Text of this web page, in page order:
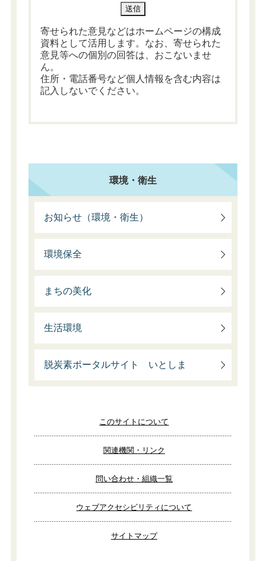
寄せられた意見などはホームページの構成
資料として活用します。なお、寄せられた
意見等への個別の回答は、おこないませ
ん。
住所・電話番号など個人情報を含む内容は
記入しないでください。
環境・衛生
お知らせ（環境・衛生）
環境保全
まちの美化
生活環境
脱炭素ポータルサイト いとしま
このサイトについて
関連機関・リンク
問い合わせ・組織一覧
ウェブアクセシビリティについて
サイトマップ